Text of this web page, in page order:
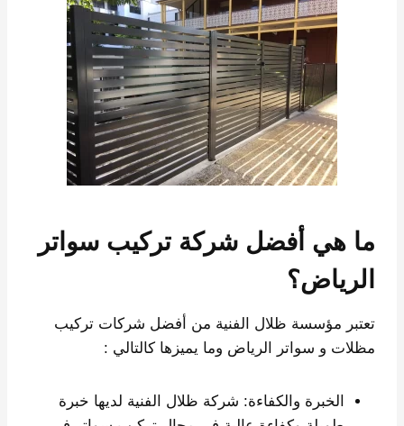
ما هي أفضل شركة تركيب سواتر
الرياض؟
تعتبر مؤسسة ظلال الفنية من أفضل شركات تركيب
مظلات و سواتر الرياض وما يميزها كالتالي :
الخبرة والكفاءة: شركة ظلال الفنية لديها خبرة